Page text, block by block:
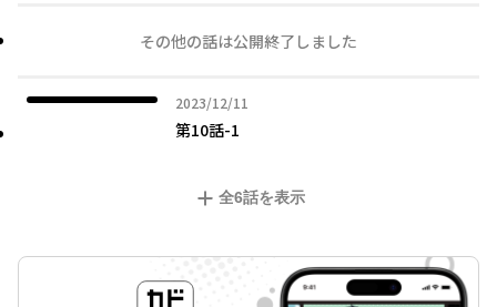
その他の話は公開終了しました
2023/12/11
2023年12月11日
第10話-1
全6話を表示